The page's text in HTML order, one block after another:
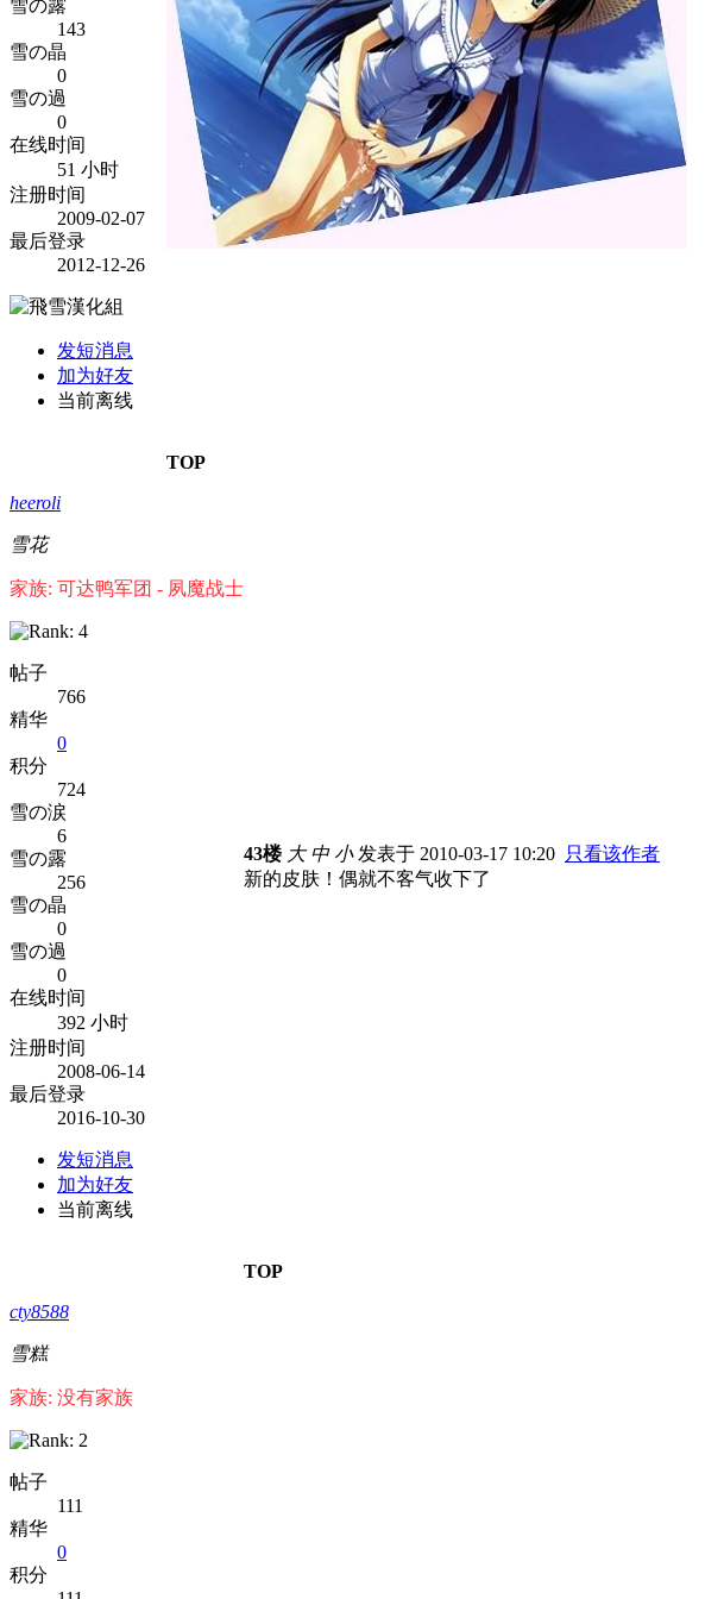
雪の露
143
雪の晶
0
雪の過
0
在线时间
51 小时
注册时间
2009-02-07
最后登录
2012-12-26
发短消息
加为好友
当前离线
TOP
heeroli
雪花
家族: 可达鸭军团 - 夙魔战士
帖子
766
精华
0
积分
724
雪の涙
6
雪の露
256
雪の晶
0
雪の過
0
在线时间
392 小时
注册时间
2008-06-14
最后登录
2016-10-30
发短消息
加为好友
当前离线
43楼 大 中 小发表于 2010-03-17 10:20 只看该作者
新的皮肤！偶就不客气收下了
TOP
cty8588
雪糕
家族: 没有家族
帖子
111
精华
0
积分